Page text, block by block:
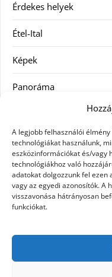
A legjobb felhasználói
technológiákat használunk,
eszközinformációkat és/vagy
technológiákhoz való
adatokat dolgozzunk fel ezen
vagy az egyedi azonosítók. A
visszavonása hátrányosan
funkciókat.
Érdekes helyek
Étel-Ital
Képek
Panoráma
Szolgáltatás
Vásárlás
Webáruházak
gin árak